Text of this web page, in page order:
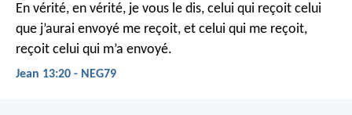
En vérité, en vérité, je vous le dis, celui qui reçoit celui
que j’aurai envoyé me reçoit, et celui qui me reçoit,
reçoit celui qui m’a envoyé.
Jean 13:20 - NEG79